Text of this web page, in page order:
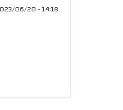
14:18 - 2023/06/20